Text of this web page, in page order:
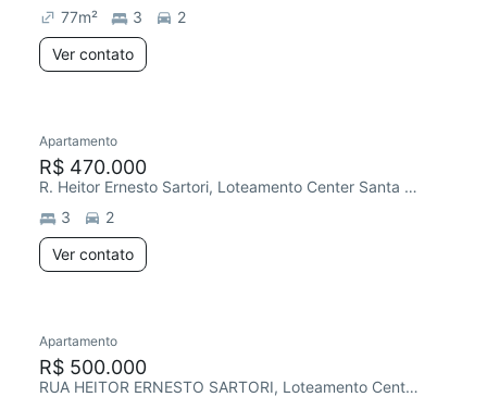
77m² 3
2
Ver contato
Redecorar
Apartamento
R$ 470.000
R. Heitor Ernesto Sartori, Loteamento Center Santa Genebra
3
2
Ver contato
Redecorar
Apartamento
R$ 500.000
RUA HEITOR ERNESTO SARTORI, Loteamento Center Santa Genebra